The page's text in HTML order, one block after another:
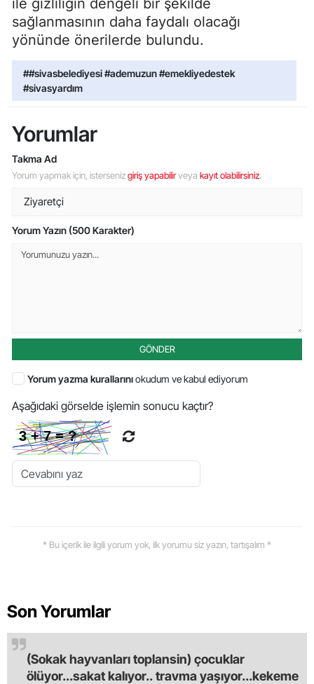
sağlanmasının daha faydalı olacağı
yönünde önerilerde bulundu.
##sivasbelediyesi #ademuzun #emekliyedestek
#sivasyardım
Yorumlar
Takma Ad
Yorum yapmak için, istersenizgiriş yapabilirveya kayıt olabilirsiniz.
Yorum Yazın (500 Karakter)
GÖNDER
Yorum yazma kurallarınıokudum ve kabul ediyorum
Aşağıdaki görselde işlemin sonucu kaçtır?
* Bu içerik ile ilgili yorum yok, ilk yorumu siz yazın, tartışalım *
Son Yorumlar
(Sokak hayvanları toplansin) çocuklar
ölüyor...sakat kalıyor.. travma yaşıyor...kekeme